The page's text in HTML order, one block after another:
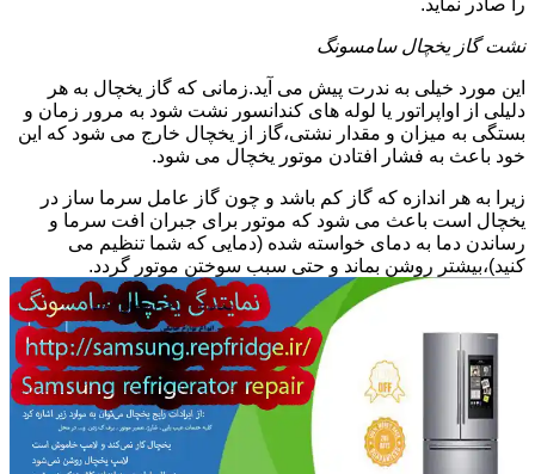
را صادر نماید.
نشت گاز یخچال سامسونگ
این مورد خیلی به ندرت پیش می آید.زمانی که گاز یخچال به هر
دلیلی از اواپراتور یا لوله های کندانسور نشت شود به مرور زمان و
بستگی به میزان و مقدار نشتی،گاز از یخچال خارج می شود که این
خود باعث به فشار افتادن موتور یخچال می شود.
زیرا به هر اندازه که گاز کم باشد و چون گاز عامل سرما ساز در
یخچال است باعث می شود که موتور برای جبران افت سرما و
رساندن دما به دمای خواسته شده (دمایی که شما تنظیم می
کنید)،بیشتر روشن بماند و حتی سبب سوختن موتور گردد.